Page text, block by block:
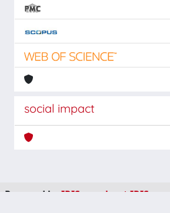
social impact
Powered by IRIS about IRIS